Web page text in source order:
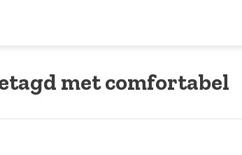
met comfortabel